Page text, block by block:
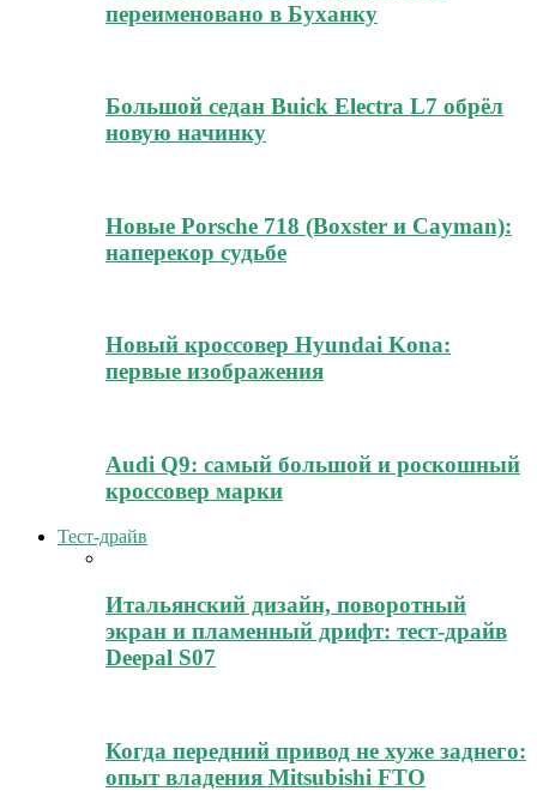
переименовано в Буханку
Большой седан Buick Electra L7 обрёл
новую начинку
Новые Porsche 718 (Boxster и Cayman):
наперекор судьбе
Новый кроссовер Hyundai Kona:
первые изображения
Audi Q9: самый большой и роскошный
кроссовер марки
Тест-драйв
Итальянский дизайн, поворотный
экран и пламенный дрифт: тест-драйв
Deepal S07
Когда передний привод не хуже заднего:
опыт владения Mitsubishi FTO